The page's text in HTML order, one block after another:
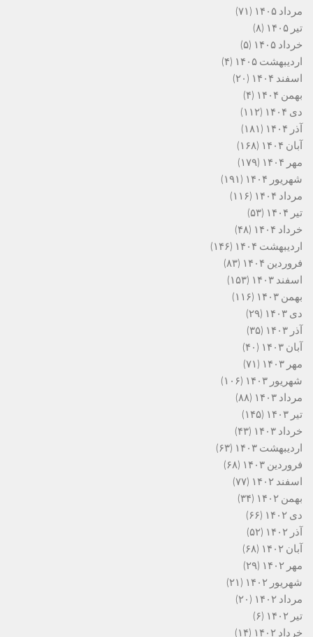
مرداد ۱۴۰۵
(۷۱)
تیر ۱۴۰۵
(۸)
خرداد ۱۴۰۵
(۵)
اردیبهشت ۱۴۰۵
(۴)
اسفند ۱۴۰۴
(۲۰)
بهمن ۱۴۰۴
(۴)
دی ۱۴۰۴
(۱۱۲)
آذر ۱۴۰۴
(۱۸۱)
آبان ۱۴۰۴
(۱۶۸)
مهر ۱۴۰۴
(۱۷۹)
شهریور ۱۴۰۴
(۱۹۱)
مرداد ۱۴۰۴
(۱۱۶)
تیر ۱۴۰۴
(۵۳)
خرداد ۱۴۰۴
(۴۸)
اردیبهشت ۱۴۰۴
(۱۴۶)
فروردین ۱۴۰۴
(۸۳)
اسفند ۱۴۰۳
(۱۵۳)
بهمن ۱۴۰۳
(۱۱۶)
دی ۱۴۰۳
(۲۹)
آذر ۱۴۰۳
(۳۵)
آبان ۱۴۰۳
(۴۰)
مهر ۱۴۰۳
(۷۱)
شهریور ۱۴۰۳
(۱۰۶)
مرداد ۱۴۰۳
(۸۸)
تیر ۱۴۰۳
(۱۴۵)
خرداد ۱۴۰۳
(۴۳)
اردیبهشت ۱۴۰۳
(۶۳)
فروردین ۱۴۰۳
(۶۸)
اسفند ۱۴۰۲
(۷۷)
بهمن ۱۴۰۲
(۳۴)
دی ۱۴۰۲
(۶۶)
آذر ۱۴۰۲
(۵۲)
آبان ۱۴۰۲
(۶۸)
مهر ۱۴۰۲
(۲۹)
شهریور ۱۴۰۲
(۲۱)
مرداد ۱۴۰۲
(۲۰)
تیر ۱۴۰۲
(۶)
خرداد ۱۴۰۲
(۱۴)